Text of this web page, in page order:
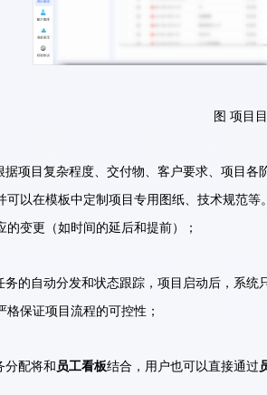
图 项目
据项目复杂程度、交付物、客户要求、项目
可以在模板中定制项目专用图纸、技术规范
的变更（如时间的延后和提前）；
务的自动分发和状态跟踪，项目启动后，系
保证项目流程的可控性；
分配将和 员工看板结合，用户也可以直接通过